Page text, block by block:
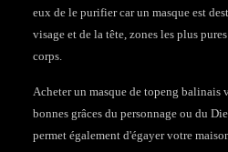
eux de le purifier car un masque est
visage et de la tête, zones les plus
corps.
Acheter un masque de topeng balinais
bonnes grâces du personnage ou du
permet également d'égayer votre